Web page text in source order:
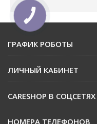
ГРАФИК РОБОТЫ
ЛИЧНЫЙ КАБИНЕТ
CARESHOP В СОЦСЕТЯХ
НОМЕРА ТЕЛЕФОНОВ
КНОПКА
ЗВ'ЯЗКУ